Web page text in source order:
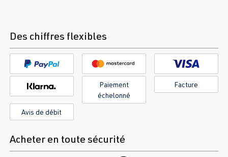
Des chiffres flexibles
Paiement
échelonné
Facture
Avis de débit
Acheter en toute sécurité